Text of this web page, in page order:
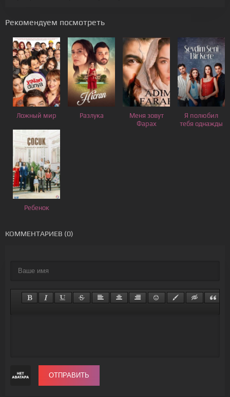
Рекомендуем посмотреть
Ложный мир Разлука
Меня зовут
Фарах
Я полюбил
тебя однажды
Ребенок
КОММЕНТАРИЕВ (0)
ОТПРАВИТЬ